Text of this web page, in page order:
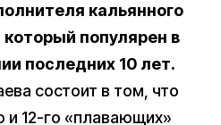
кальянного
популярен в
последних 10 лет.
состоит в том, что
и 12-го «плавающих»